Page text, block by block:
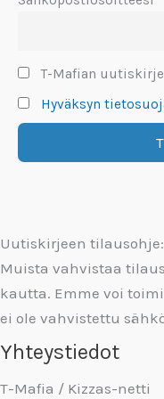
T-Mafian
Hyväksyn
Uutiskirjeen tilausohje:
Muista vahvistaa
kautta. Emme voi
ei ole vahvistettu
Yhteystiedot
T-Mafia / Kizzas-netti